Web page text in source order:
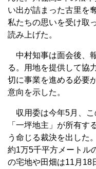
い出が詰まった古里を
私たちの思いを受け取
読み上げた。
中村知事は面会後、
る。用地を提供して協
切に事業を進める必要
意向を示した。
収用委は今年5月、こ
「一坪地主」が所有す
う命じる裁決を出した
約1万5千平方メートル
の宅地や田畑は11月18